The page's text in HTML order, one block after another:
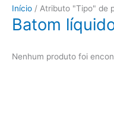
Início / Atributo "Tipo" de
Batom
Nenhum produto foi